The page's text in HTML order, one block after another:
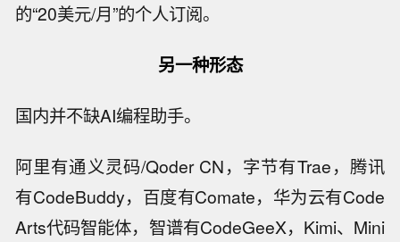
的“20美元/月”的个人订阅。
另一种形态
国内并不缺AI编程助手。
阿里有通义灵码/Qoder CN，字节有Trae，腾讯
有CodeBuddy，百度有Comate，华为云有Code
Arts代码智能体，智谱有CodeGeeX，Kimi、Mini